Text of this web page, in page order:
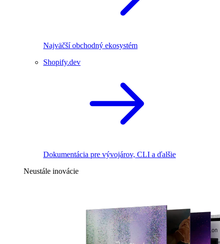
Najväčší obchodný ekosystém
Shopify.dev
Dokumentácia pre vývojárov, CLI a ďalšie
Neustále inovácie